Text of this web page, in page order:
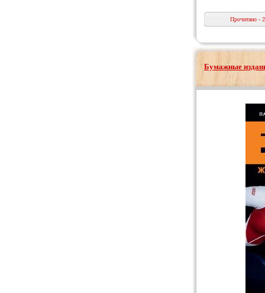
Прочитано -
Бумажные